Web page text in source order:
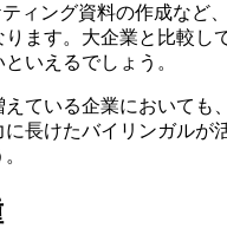
ィング資料の作成な
ます。大企業と比較
いえるでしょう。
ている企業において
長けたバイリンガル